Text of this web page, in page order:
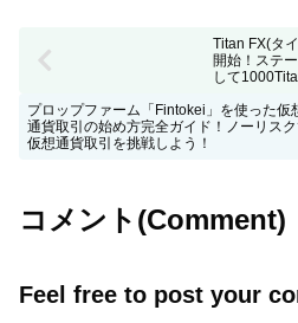
Titan FX(タ
開始！ステ
して
プロップファーム「Fintokei」を使った仮
通貨取引の始め方完全ガイド！ノーリス
仮想通貨取引を挑戦しよう！
コメント(Comment)
Feel free to post your